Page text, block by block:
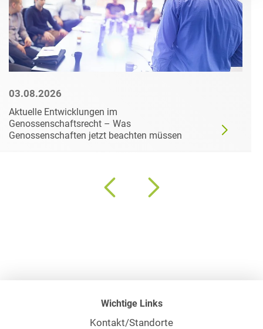
03.08.2026
Aktuelle Entwicklungen im
Genossenschaftsrecht – Was
Genossenschaften jetzt beachten müssen
Wichtige Links
Kontakt/Standorte